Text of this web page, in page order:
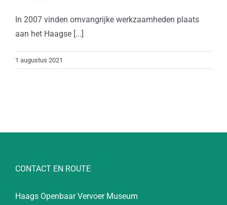
In 2007 vinden omvangrijke werkzaamheden plaats
aan het Haagse [...]
1 augustus 2021
CONTACT EN ROUTE
Haags Openbaar Vervoer Museum